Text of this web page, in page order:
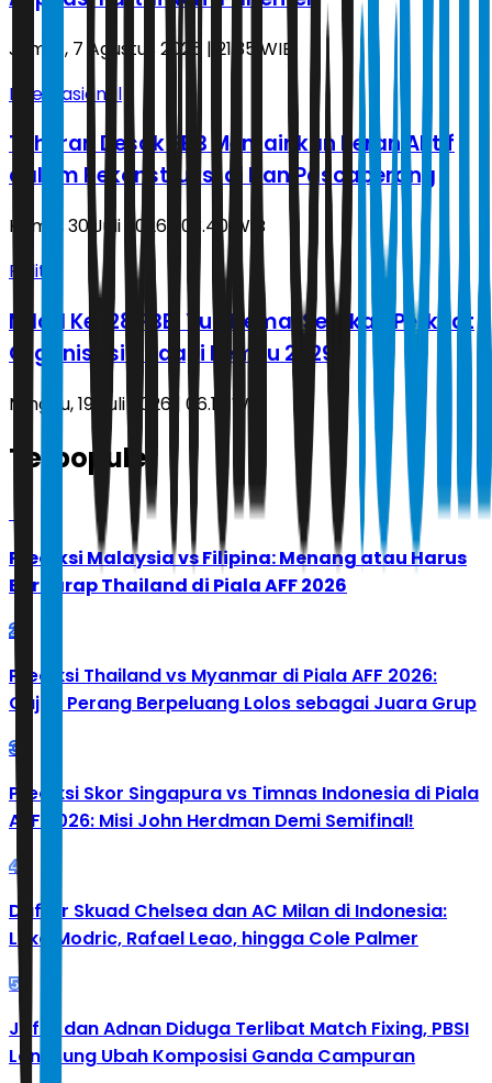
Jumat, 7 Agustus 2026 | 21.35 WIB
Internasional
Teheran Desak PBB Memainkan Peran Aktif
dalam Rekonstruksi di Iran Pascaperang
Kamis, 30 Juli 2026 | 03.40 WIB
Politik
Milad Ke-28 PBB, Yuri Kemal Serukan Perkuat
Organisasi Hadapi Pemilu 2029
Minggu, 19 Juli 2026 | 06.10 WIB
Terpopuler
1
Prediksi Malaysia vs Filipina: Menang atau Harus
Berharap Thailand di Piala AFF 2026
2
Prediksi Thailand vs Myanmar di Piala AFF 2026:
Gajah Perang Berpeluang Lolos sebagai Juara Grup
3
Prediksi Skor Singapura vs Timnas Indonesia di Piala
AFF 2026: Misi John Herdman Demi Semifinal!
4
Daftar Skuad Chelsea dan AC Milan di Indonesia:
Luka Modric, Rafael Leao, hingga Cole Palmer
5
Jafar dan Adnan Diduga Terlibat Match Fixing, PBSI
Langsung Ubah Komposisi Ganda Campuran